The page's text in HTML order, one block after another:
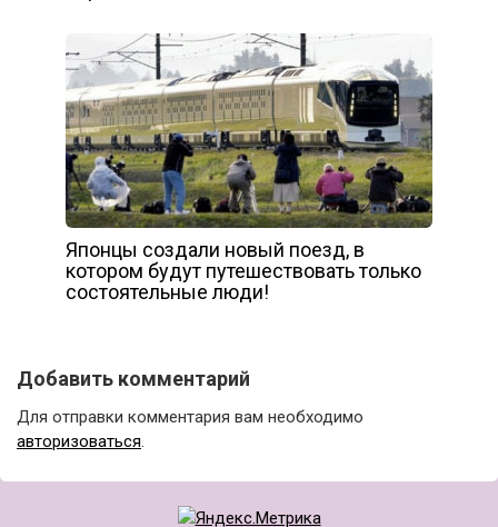
Японцы создали новый поезд, в
котором будут путешествовать только
состоятельные люди!
Добавить комментарий
Для отправки комментария вам необходимо
авторизоваться.